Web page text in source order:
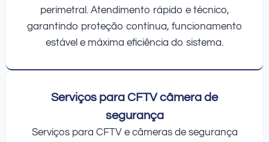
perimetral. Atendimento rápido e técnico,
garantindo proteção contínua, funcionamento
estável e máxima eficiência do sistema.
Serviços para CFTV câmera de
segurança
Serviços para CFTV e câmeras de segurança